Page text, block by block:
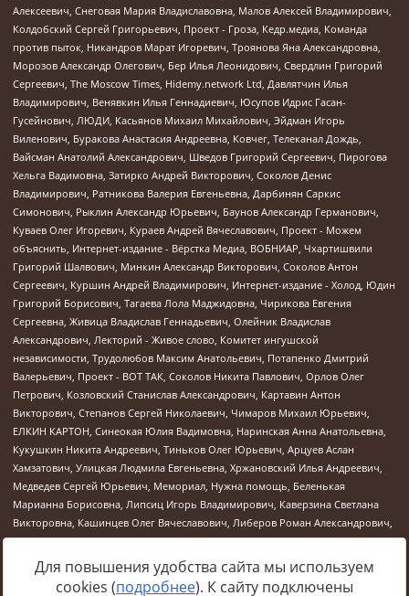
Для повышения удобства сайта мы используем
cookies (подробнее). К сайту подключены